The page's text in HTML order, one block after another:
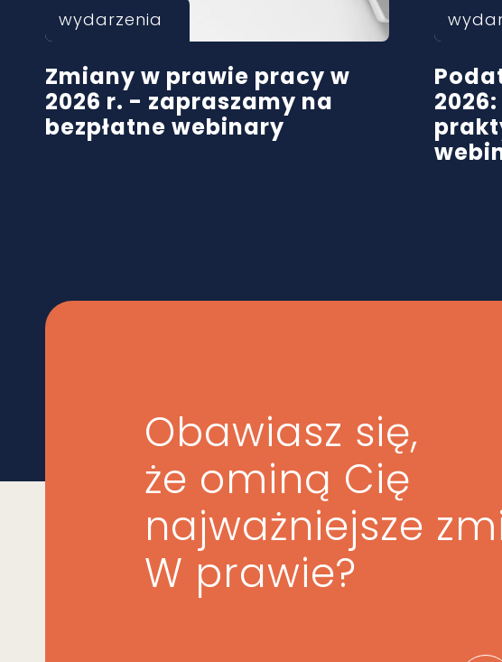
wydarzenia
Zmiany w prawie pracy w
2026 r. - zapraszamy na
bezpłatne webinary
Obawiasz się,
że ominą Cię
najważniejsze
W prawie?